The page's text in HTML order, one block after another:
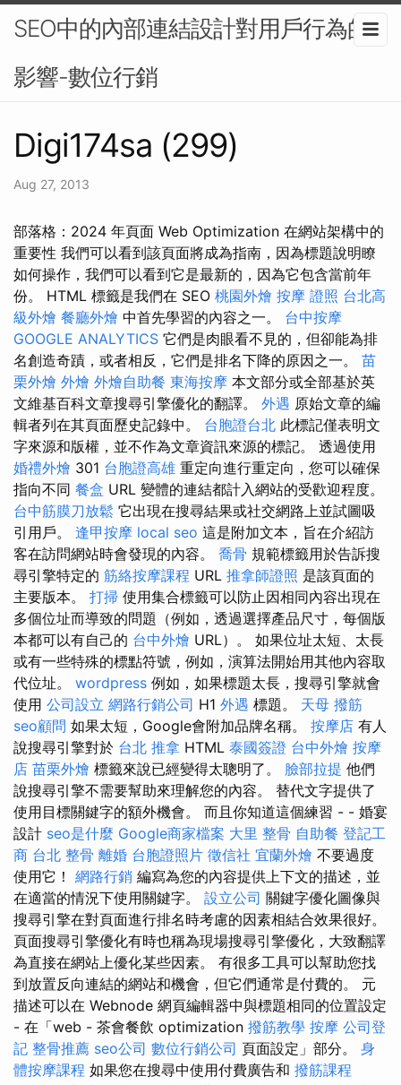
SEO中的內部連結設計對用戶行為的
影響-數位行銷
Digi174sa (299)
Aug 27, 2013
部落格：2024 年頁面 Web Optimization 在網站架構中的
重要性 我們可以看到該頁面將成為指南，因為標題說明瞭
如何操作，我們可以看到它是最新的，因為它包含當前年
份。 HTML 標籤是我們在 SEO 桃園外燴 按摩 證照 台北高
級外燴 餐廳外燴 中首先學習的內容之一。 台中按摩
GOOGLE ANALYTICS 它們是肉眼看不見的，但卻能為排
名創造奇蹟，或者相反，它們是排名下降的原因之一。 苗
栗外燴 外燴 外燴自助餐 東海按摩 本文部分或全部基於英
文維基百科文章搜尋引擎優化的翻譯。 外遇 原始文章的編
輯者列在其頁面歷史記錄中。 台胞證台北 此標記僅表明文
字來源和版權，並不作為文章資訊來源的標記。 透過使用
婚禮外燴 301 台胞證高雄 重定向進行重定向，您可以確保
指向不同 餐盒 URL 變體的連結都計入網站的受歡迎程度。
台中筋膜刀放鬆 它出現在搜尋結果或社交網路上並試圖吸
引用戶。 逢甲按摩 local seo 這是附加文本，旨在介紹訪
客在訪問網站時會發現的內容。 喬骨 規範標籤用於告訴搜
尋引擎特定的 筋絡按摩課程 URL 推拿師證照 是該頁面的
主要版本。 打掃 使用集合標籤可以防止因相同內容出現在
多個位址而導致的問題（例如，透過選擇產品尺寸，每個版
本都可以有自己的 台中外燴 URL）。 如果位址太短、太長
或有一些特殊的標點符號，例如，演算法開始用其他內容取
代位址。 wordpress 例如，如果標題太長，搜尋引擎就會
使用 公司設立 網路行銷公司 H1 外遇 標題。 天母 撥筋
seo顧問 如果太短，Google會附加品牌名稱。 按摩店 有人
說搜尋引擎對於 台北 推拿 HTML 泰國簽證 台中外燴 按摩
店 苗栗外燴 標籤來說已經變得太聰明了。 臉部拉提 他們
說搜尋引擎不需要幫助來理解您的內容。 替代文字提供了
使用目標關鍵字的額外機會。 而且你知道這個練習 - - 婚宴
設計 seo是什麼 Google商家檔案 大里 整骨 自助餐 登記工
商 台北 整骨 離婚 台胞證照片 徵信社 宜蘭外燴 不要過度
使用它！ 網路行銷 編寫為您的內容提供上下文的描述，並
在適當的情況下使用關鍵字。 設立公司 關鍵字優化圖像與
搜尋引擎在對頁面進行排名時考慮的因素相結合效果很好。
頁面搜尋引擎優化有時也稱為現場搜尋引擎優化，大致翻譯
為直接在網站上優化某些因素。 有很多工具可以幫助您找
到放置反向連結的網站和機會，但它們通常是付費的。 元
描述可以在 Webnode 網頁編輯器中與標題相同的位置設定
- 在「web - 茶會餐飲 optimization 撥筋教學 按摩 公司登
記 整骨推薦 seo公司 數位行銷公司 頁面設定」部分。 身
體按摩課程 如果您在搜尋中使用付費廣告和 撥筋課程